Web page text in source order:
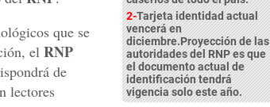
2-Tarjeta identidad actual
vencerá en
diciembre.Proyección de las
autoridades del RNP es que
el documento actual de
identificación tendrá
vigencia solo este año.
que se
el RNP
de
lectores